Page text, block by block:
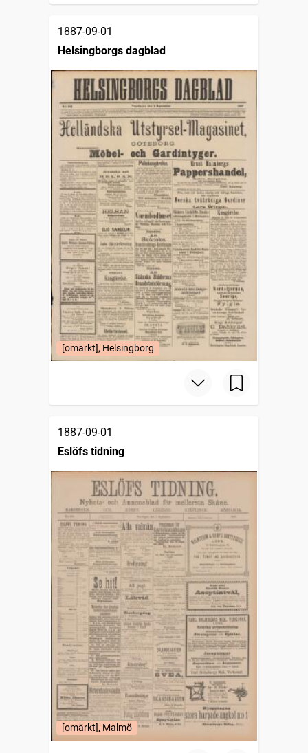
1887-09-01
Helsingborgs dagblad
[omärkt], Helsingborg
1887-09-01
Eslöfs tidning
[omärkt], Malmö